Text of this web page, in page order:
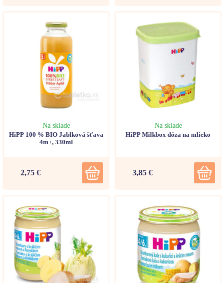
Na sklade
HiPP 100 % BIO Jablková šťava
4m+, 330ml
2,75 €
Na sklade
HiPP Milkbox dóza na mlieko
3,85 €